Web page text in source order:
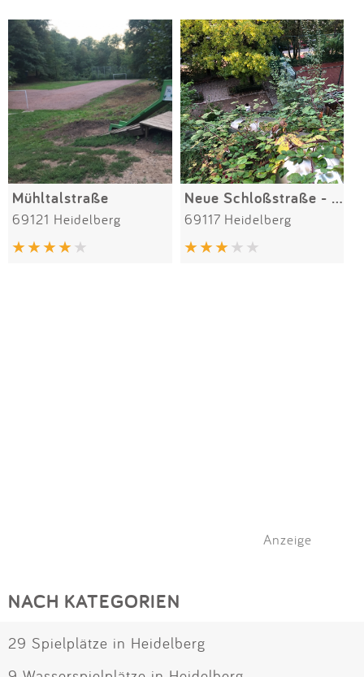
Mühltalstraße
69121 Heidelberg
Neue Schloßstraße - Teil 2
69117 Heidelberg
Anzeige
NACH KATEGORIEN
29 Spielplätze in Heidelberg